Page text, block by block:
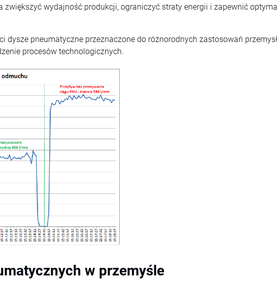
zwiększyć wydajność produkcji, ograniczyć straty energii i zapewnić
dysze pneumatyczne przeznaczone do różnorodnych zastosowań
procesów technologicznych.
w przemyśle